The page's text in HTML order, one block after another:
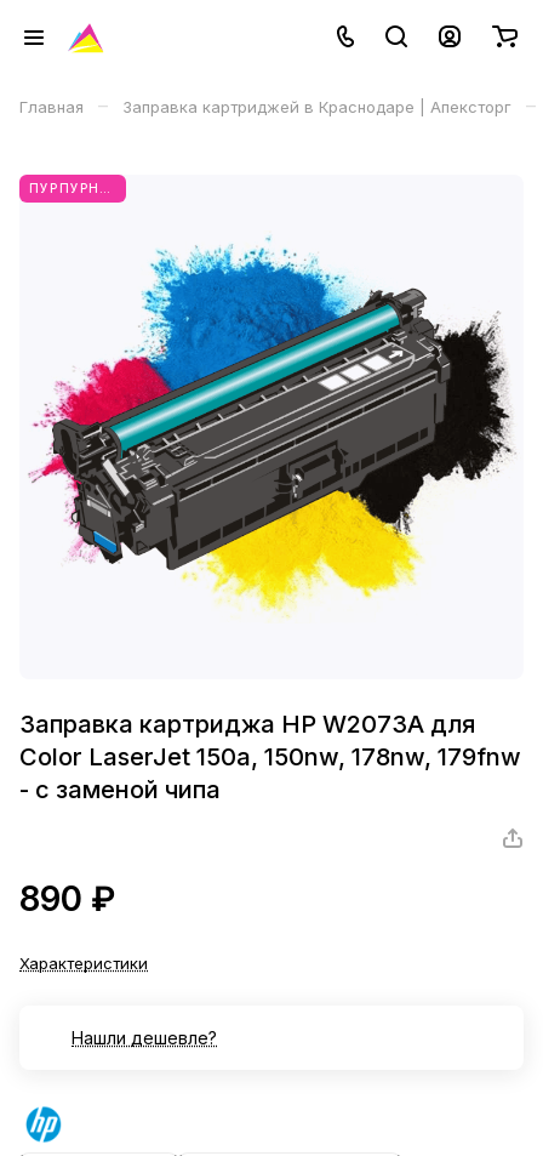
Главная – Заправка картриджей в Краснодаре | Апексторг –
Заправка картриджа HP W2073A для
Color LaserJet 150a, 150nw, 178nw, 179fnw
- с заменой чипа
890 ₽
Характеристики
Нашли дешевле?